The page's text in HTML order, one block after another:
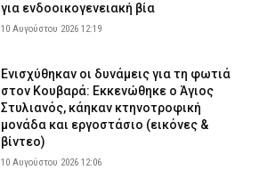
για ενδοοικογενειακή βία
10 Αυγούστου 2026 12:19
Ενισχύθηκαν οι δυνάμεις για τη φωτιά
στον Κουβαρά: Εκκενώθηκε ο Άγιος
Στυλιανός, κάηκαν κτηνοτροφική
μονάδα και εργοστάσιο (εικόνες &
βίντεο)
10 Αυγούστου 2026 12:06